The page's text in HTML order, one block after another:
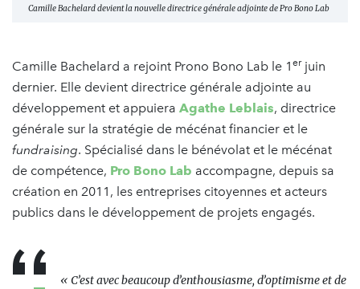
Camille Bachelard devient la nouvelle directrice générale adjointe de Pro Bono Lab
Camille Bachelard a rejoint Prono Bono Lab le 1 erjuin
dernier. Elle devient directrice générale adjointe au
développement et appuiera Agathe Leblais, directrice
générale sur la stratégie de mécénat financier et le
fundraising. Spécialisé dans le bénévolat et le mécénat
de compétence, Pro Bono Lab accompagne, depuis sa
création en 2011, les entreprises citoyennes et acteurs
publics dans le développement de projets engagés.
« C’est avec beaucoup d’enthousiasme, d’optimisme et de